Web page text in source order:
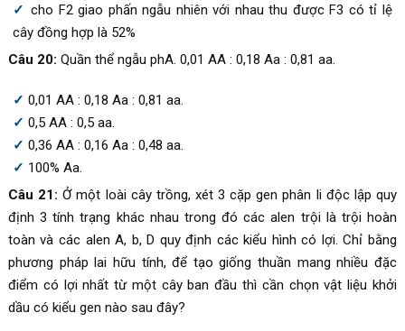
cho F2 giao phấn ngẫu nhiên với nhau thu được F3 có tỉ lệ
cây đồng hợp là 52%
Câu 20: Quần thể ngẫu phA. 0,01 AA : 0,18 Aa : 0,81 aa.
0,01 AA : 0,18 Aa : 0,81 aa.
0,5 AA : 0,5 aa.
0,36 AA : 0,16 Aa : 0,48 aa.
100% Aa.
Câu 21: Ở một loài cây trồng, xét 3 cặp gen phân li độc lập quy
định 3 tính trạng khác nhau trong đó các alen trội là trội hoàn
toàn và các alen A, b, D quy định các kiểu hình có lợi. Chỉ bằng
phương pháp lai hữu tính, để tạo giống thuần mang nhiều đặc
điểm có lợi nhất từ một cây ban đầu thì cần chọn vật liệu khởi
dầu có kiểu gen nào sau đây?